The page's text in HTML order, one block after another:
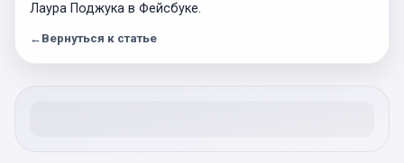
Лаура Поджука в Фейсбуке.
← Вернуться к статье